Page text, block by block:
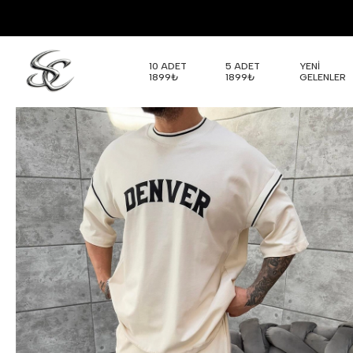
10 ADET
1899₺
5 ADET
1899₺
YENİ
GELENLER